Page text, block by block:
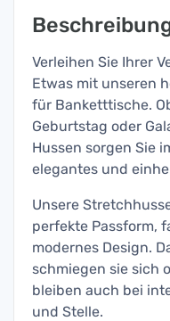
Verleihen Sie Ihrer
Etwas mit unseren
für Banketttische.
Geburtstag oder
Hussen sorgen Sie
elegantes und
Unsere
perfekte Passform,
modernes Design.
schmiegen sie sich
bleiben auch bei
und Stelle.